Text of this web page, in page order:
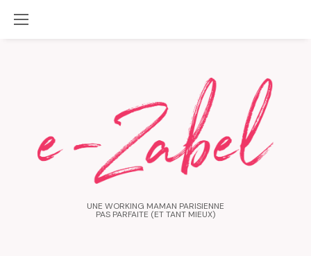
UNE WORKING MAMAN PARISIENNE
PAS PARFAITE (ET TANT MIEUX)